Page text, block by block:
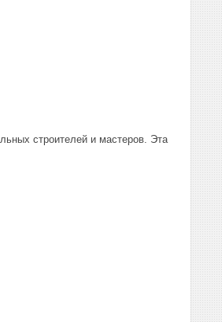
строителей и мастеров. Эта